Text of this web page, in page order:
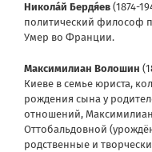
Николай Бердяев (1874-
политический философ
Умер во Франции.
Максимилиан Волошин
Киеве в семье юриста,
рождения сына у
отношений,
Оттобальдовной
родственные и